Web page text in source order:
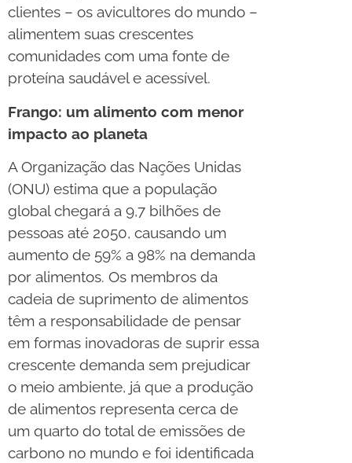
clientes – os avicultores do mundo –
alimentem suas crescentes
comunidades com uma fonte de
proteína saudável e acessível.
Frango: um alimento com menor
impacto ao planeta
A Organização das Nações Unidas
(ONU) estima que a população
global chegará a 9,7 bilhões de
pessoas até 2050, causando um
aumento de 59% a 98% na demanda
por alimentos. Os membros da
cadeia de suprimento de alimentos
têm a responsabilidade de pensar
em formas inovadoras de suprir essa
crescente demanda sem prejudicar
o meio ambiente, já que a produção
de alimentos representa cerca de
um quarto do total de emissões de
carbono no mundo e foi identificada